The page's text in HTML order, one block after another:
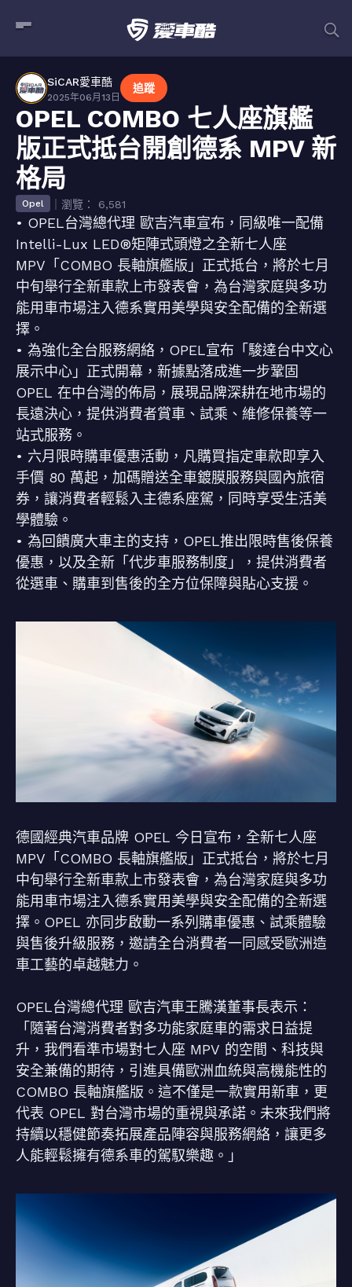
SiCAR愛車酷
2025年06月13日
追蹤
OPEL COMBO 七人座旗艦
版正式抵台開創德系 MPV 新
格局
Opel ｜瀏覽： 6,581
• OPEL台灣總代理 歐吉汽車宣布，同級唯一配備
Intelli-Lux LED®矩陣式頭燈之全新七人座
MPV「COMBO 長軸旗艦版」正式抵台，將於七月
中旬舉行全新車款上市發表會，為台灣家庭與多功
能用車市場注入德系實用美學與安全配備的全新選
擇。
• 為強化全台服務網絡，OPEL宣布「駿達台中文心
展示中心」正式開幕，新據點落成進一步鞏固
OPEL 在中台灣的佈局，展現品牌深耕在地市場的
長遠決心，提供消費者賞車、試乘、維修保養等一
站式服務。
• 六月限時購車優惠活動，凡購買指定車款即享入
手價 80 萬起，加碼贈送全車鍍膜服務與國內旅宿
券，讓消費者輕鬆入主德系座駕，同時享受生活美
學體驗。
• 為回饋廣大車主的支持，OPEL推出限時售後保養
優惠，以及全新「代步車服務制度」，提供消費者
從選車、購車到售後的全方位保障與貼心支援。
德國經典汽車品牌 OPEL 今日宣布，全新七人座
MPV「COMBO 長軸旗艦版」正式抵台，將於七月
中旬舉行全新車款上市發表會，為台灣家庭與多功
能用車市場注入德系實用美學與安全配備的全新選
擇。OPEL 亦同步啟動一系列購車優惠、試乘體驗
與售後升級服務，邀請全台消費者一同感受歐洲造
車工藝的卓越魅力。
OPEL台灣總代理 歐吉汽車王騰漢董事長表示：
「隨著台灣消費者對多功能家庭車的需求日益提
升，我們看準市場對七人座 MPV 的空間、科技與
安全兼備的期待，引進具備歐洲血統與高機能性的
COMBO 長軸旗艦版。這不僅是一款實用新車，更
代表 OPEL 對台灣市場的重視與承諾。未來我們將
持續以穩健節奏拓展產品陣容與服務網絡，讓更多
人能輕鬆擁有德系車的駕馭樂趣。」